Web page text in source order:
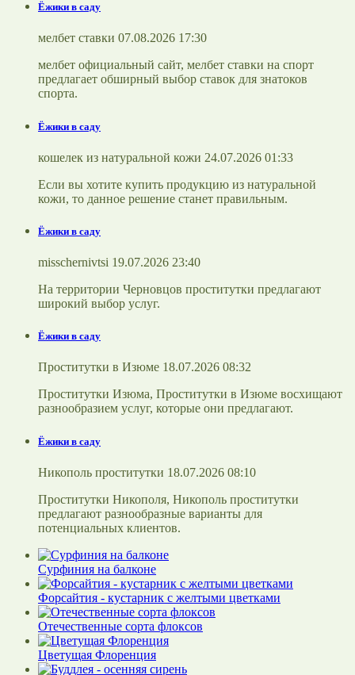
Ёжики в саду
мелбет ставки 07.08.2026 17:30
мелбет официальный сайт, мелбет ставки на спорт
предлагает обширный выбор ставок для знатоков
спорта.
Ёжики в саду
кошелек из натуральной кожи 24.07.2026 01:33
Если вы хотите купить продукцию из натуральной
кожи, то данное решение станет правильным.
Ёжики в саду
misschernivtsi 19.07.2026 23:40
На территории Черновцов проститутки предлагают
широкий выбор услуг.
Ёжики в саду
Проститутки в Изюме 18.07.2026 08:32
Проститутки Изюма, Проститутки в Изюме восхищают
разнообразием услуг, которые они предлагают.
Ёжики в саду
Никополь проститутки 18.07.2026 08:10
Проститутки Никополя, Никополь проститутки
предлагают разнообразные варианты для
потенциальных клиентов.
Сурфиния на балконе
Форсайтия - кустарник с желтыми цветками
Отечественные сорта флоксов
Цветущая Флоренция